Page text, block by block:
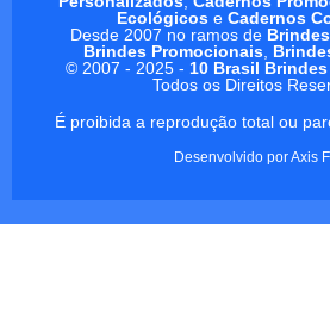
Ecológicos e Cadernos
Desde 2007 no ramos de
Brindes Promocionais,
© 2007 - 2025 - 10 Brasil
Todos os Direitos
É proibida a reprodução total ou
Desenvolvido porAxis